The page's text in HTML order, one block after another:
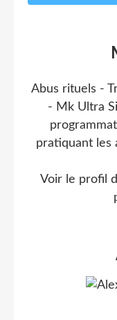
Abus rituels -
- Mk Ultra
pratiquant les
Voir le profil